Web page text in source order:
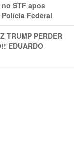
STF apos
Federal
TRUMP PERDER
EDUARDO